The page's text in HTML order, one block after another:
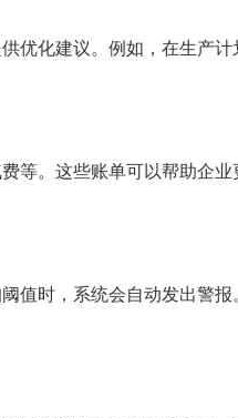
优化建议。例如，在生产计
等。这些账单可以帮助企
值时，系统会自动发出警